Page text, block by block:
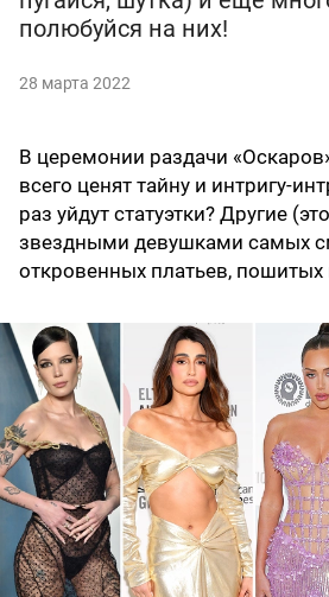
полюбуйся на них!
28 марта 2022
В церемонии раздачи
всего ценят тайну и интригу-
раз уйдут статуэтки? Другие
звездными девушками самых
откровенных платьев, пошитых